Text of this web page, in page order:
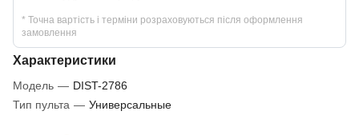
* Точна вартість і терміни розраховуються після оформлення
замовлення
Характеристики
Модель — DIST-2786
Тип пульта — Универсальные